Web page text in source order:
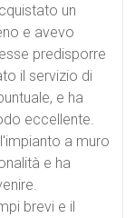
un
e avevo
predisporre
il servizio di
e ha
eccellente.
a muro
e ha
brevi e il